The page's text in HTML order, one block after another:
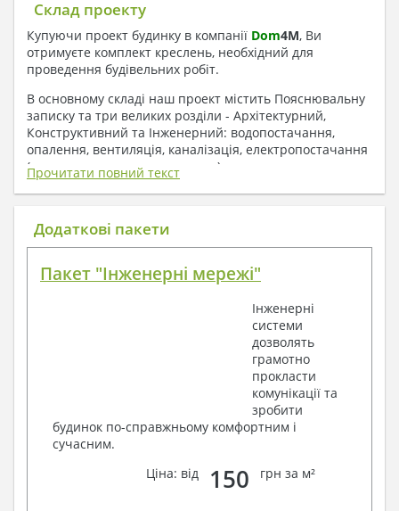
Склад проекту
Купуючи проект будинку в компанії Dom4M, Ви
отримуєте комплект креслень, необхідний для
проведення будівельних робіт.
В основному складі наш проект містить Пояснювальну
записку та три великих розділи - Архітектурний,
Конструктивний та Інженерний: водопостачання,
опалення, вентиляція, каналізація, електропостачання
( купується за додаткову плату ).
1. До складу Архітектурного розділу
входять:
План покрівлі
Фасади з даними зовнішніх оздоблень
Елементи прорізів – специфікація
Дані перемичок – перетин та специфікація
Обсяги основних будівельних матеріалів
Архітектурні вузли в конструкціях
2. До складу Конструктивного розділу
входять:
Загальні дані по проекту
Прочитати повний текст
Додаткові пакети
Пакет "Інженерні мережі"
Інженерні
системи
дозволять
грамотно
прокласти
комунікації та
зробити
будинок по-справжньому комфортним і
сучасним.
Ціна: від
150 грн за м²